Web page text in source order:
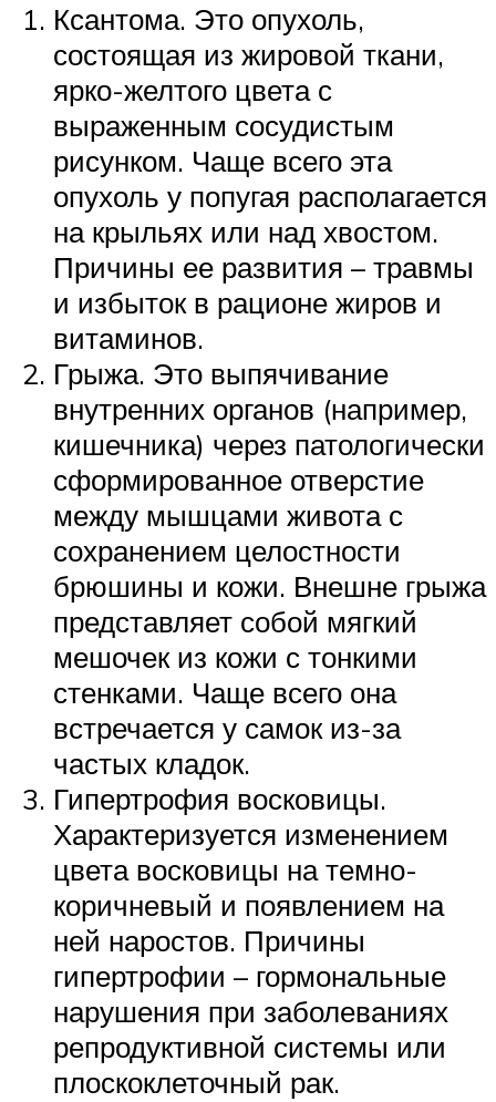
Ксантома. Это опухоль,
состоящая из жировой ткани,
ярко-желтого цвета с
выраженным сосудистым
рисунком. Чаще всего эта
опухоль у попугая располагается
на крыльях или над хвостом.
Причины ее развития – травмы
и избыток в рационе жиров и
витаминов.
Грыжа. Это выпячивание
внутренних органов (например,
кишечника) через патологически
сформированное отверстие
между мышцами живота с
сохранением целостности
брюшины и кожи. Внешне грыжа
представляет собой мягкий
мешочек из кожи с тонкими
стенками. Чаще всего она
встречается у самок из-за
частых кладок.
Гипертрофия восковицы.
Характеризуется изменением
цвета восковицы на темно-
коричневый и появлением на
ней наростов. Причины
гипертрофии – гормональные
нарушения при заболеваниях
репродуктивной системы или
плоскоклеточный рак.